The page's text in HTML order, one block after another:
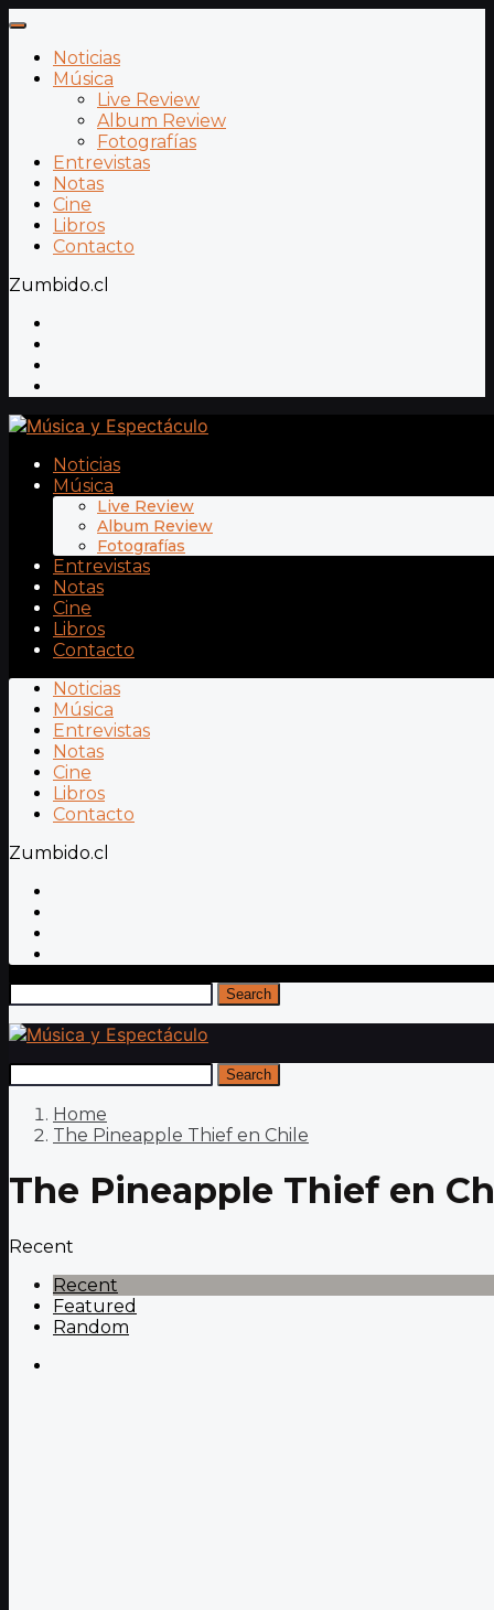
Noticias
Música
Live Review
Album Review
Fotografías
Entrevistas
Notas
Cine
Libros
Contacto
Zumbido.cl
Noticias
Música
Live Review
Album Review
Fotografías
Entrevistas
Notas
Cine
Libros
Contacto
Noticias
Música
Entrevistas
Notas
Cine
Libros
Contacto
Zumbido.cl
Search
Search
Home
The Pineapple Thief en Chile
The Pineapple Thief en
Recent
Recent
Featured
Random